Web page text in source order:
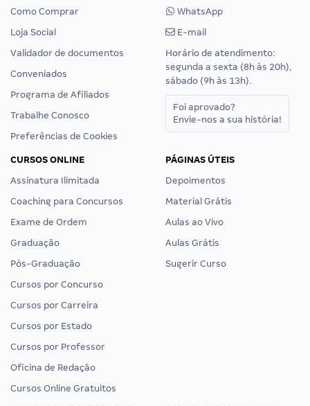
Como Comprar
Loja Social
Validador de documentos
Conveniados
Programa de Afiliados
Trabalhe Conosco
Preferências de Cookies
WhatsApp
E-mail
Horário de atendimento:
segunda a sexta (8h às 20h),
sábado (9h às 13h).
Foi aprovado?
Envie-nos a sua história!
CURSOS ONLINE
Assinatura Ilimitada
Coaching para Concursos
Exame de Ordem
Graduação
Pós-Graduação
Cursos por Concurso
Cursos por Carreira
Cursos por Estado
Cursos por Professor
Oficina de Redação
Cursos Online Gratuitos
PÁGINAS ÚTEIS
Depoimentos
Material Grátis
Aulas ao Vivo
Aulas Grátis
Sugerir Curso